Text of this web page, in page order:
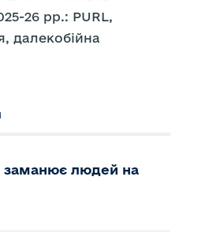
26 рр.: PURL,
далекобійна
людей на